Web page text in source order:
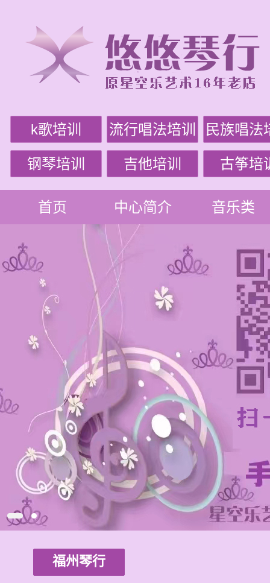
k歌培训 流行唱法培训 民族唱法
钢琴培训 吉他培训 古筝培
首页 中心简介 音乐类
福州琴行